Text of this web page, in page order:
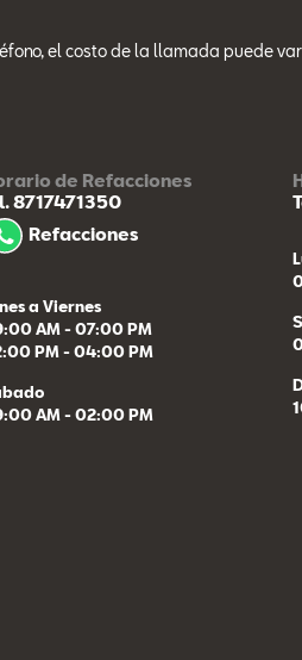
el costo de la llamada puede
de Refacciones
8717471350
Refacciones
a Viernes
AM - 07:00 PM
PM - 04:00 PM
AM - 02:00 PM